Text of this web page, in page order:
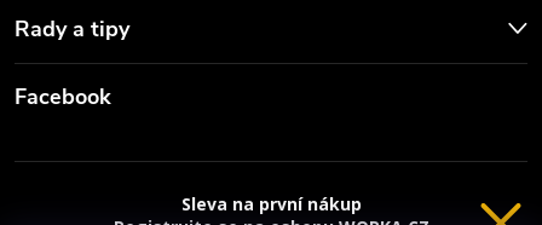
Rady a tipy
Facebook
Sleva na první nákup